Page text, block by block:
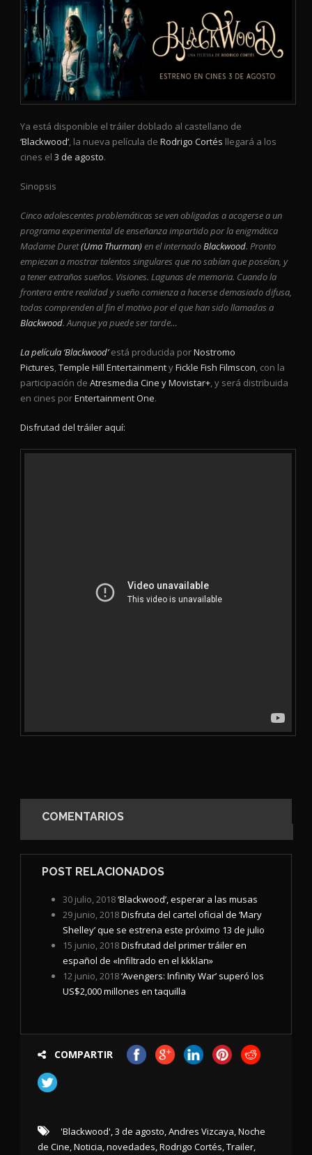
Ya está disponible el tráiler doblado al castellano de
‘Blackwood’, la nueva película de Rodrigo Cortés llegará a los
cines el 3 de agosto.
Sinopsis
Cinco adolescentes problemáticas se ven obligadas a acogerse a un
programa experimental de enseñanza impartido por la enigmática
Madame Duret(Uma Thurman)en el internadoBlackwood. Pronto
empiezan a mostrar talentos singulares que no sabían que poseían, y
a tener extraños sueños. Visiones. Lagunas de memoria. Cuando la
frontera entre realidad y sueño comienza a hacerse demasiado difusa,
todas comprenden al fin el motivo por el que han sido llamadas a
Blackwood. Aunque ya puede ser tarde…
La película ‘Blackwood’está producida porNostromo
Pictures,Temple Hill EntertainmentyFickle Fish Filmscon, con la
participación de Atresmedia Cine y Movistar+, y será distribuida
en cines porEntertainment One.
Disfrutad del tráiler aquí:
COMENTARIOS
POST RELACIONADOS
30 julio, 2018‘Blackwood’, esperar a las musas
29 junio, 2018Disfruta del cartel oficial de ‘Mary
Shelley’ que se estrena este próximo 13 de julio
15 junio, 2018Disfrutad del primer tráiler en
español de «Infiltrado en el kkklan»
12 junio, 2018‘Avengers: Infinity War’ superó los
US$2,000 millones en taquilla
COMPARTIR
'Blackwood',3 de agosto,Andres Vizcaya,Noche
de Cine,Noticia,novedades,Rodrigo Cortés,Trailer,